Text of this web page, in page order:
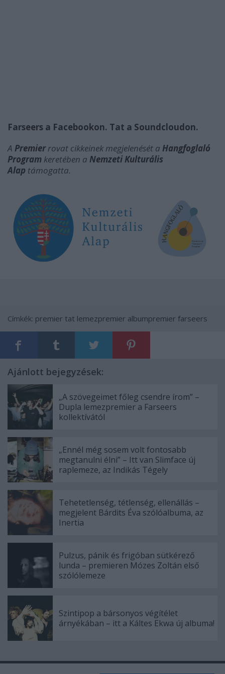
Farseers a Facebookon. Tat a Soundcloudon.
A Premierrovat cikkeinek megjelenését a Hangfoglaló
Program keretében a Nemzeti Kulturális
Alap támogatta.
Címkék: premier tat lemezpremier albumpremier farseers
Ajánlott bejegyzések:
„A szövegeimet főleg csendre írom” –
Dupla lemezpremier a Farseers
kollektívától
„Ennél még sosem volt fontosabb
megtanulni élni” – Itt van Slimface új
raplemeze, az Indikás Tégely
Tehetetlenség, tétlenség, ellenállás –
megjelent Bárdits Éva szólóalbuma, az
Inertia
Pulzus, pánik és frigóban sütkérező
lunda – premieren Mózes Zoltán első
szólólemeze
Szintipop a bársonyos végítélet
árnyékában – itt a Káltes Ekwa új albuma!